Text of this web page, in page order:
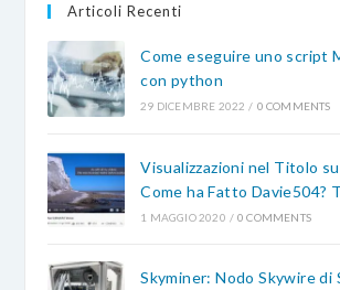
Articoli Recenti
Come eseguire uno script
con python
29 DICEMBRE 2022 / 0 COMMENTS
Visualizzazioni nel Titolo
Come ha Fatto Davie504?
1 MAGGIO 2020 / 0 COMMENTS
Skyminer: Nodo Skywire di